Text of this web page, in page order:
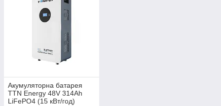
Акумуляторна батарея
TTN Energy 48V 314Ah
LiFePO4 (15 кВт/год)